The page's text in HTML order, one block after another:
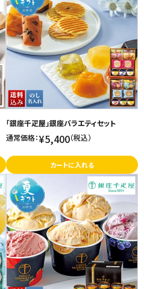
「銀座千疋屋」銀座バラエティセット
通常価格：¥5,400（税込）
カートに入れる